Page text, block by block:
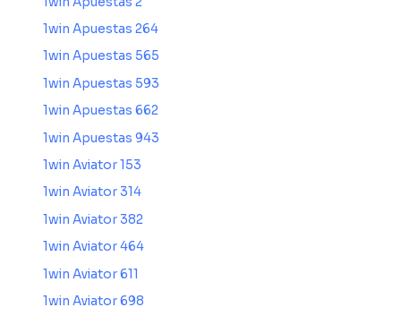
1win Apuestas 264
1win Apuestas 565
1win Apuestas 593
1win Apuestas 662
1win Apuestas 943
1win Aviator 153
1win Aviator 314
1win Aviator 382
1win Aviator 464
1win Aviator 611
1win Aviator 698